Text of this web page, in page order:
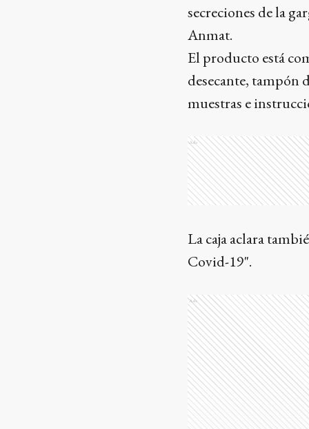
secreciones de la
Anmat.
El producto está
desecante, tampón
muestras e
Ads
La caja aclara
Covid-19".
Ads